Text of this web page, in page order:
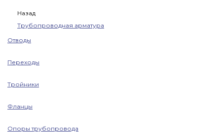
Назад
Трубопроводная арматура
Отводы
Переходы
Тройники
Фланцы
Опоры трубопровода